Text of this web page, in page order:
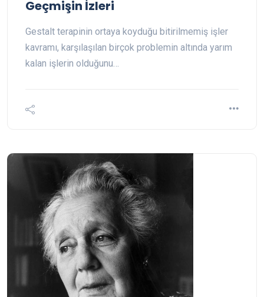
Geçmişin İzleri
Gestalt terapinin ortaya koyduğu bitirilmemiş işler
kavramı, karşılaşılan birçok problemin altında yarım
kalan işlerin olduğunu…